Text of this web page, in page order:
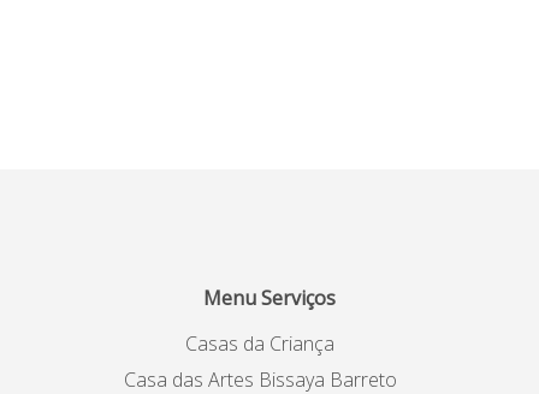
Menu Serviços
Casas da Criança
Casa das Artes Bissaya Barreto